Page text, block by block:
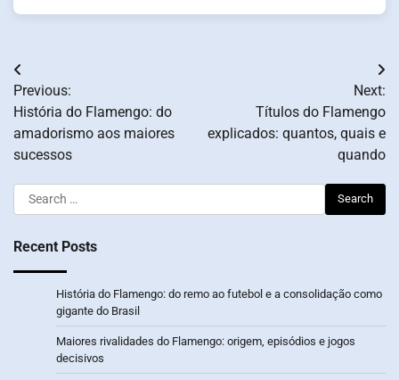
Post
navigation
Previous:
História do Flamengo: do
amadorismo aos maiores
sucessos
Next:
Títulos do Flamengo
explicados: quantos, quais e
quando
Search
for:
Recent Posts
História do Flamengo: do remo ao futebol e a consolidação como
gigante do Brasil
Maiores rivalidades do Flamengo: origem, episódios e jogos
decisivos